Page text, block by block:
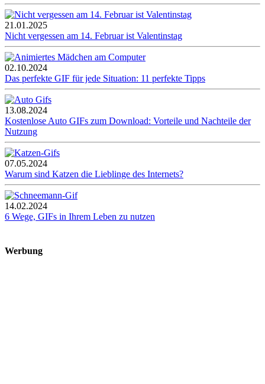
21.01.2025
Nicht vergessen am 14. Februar ist Valentinstag
02.10.2024
Das perfekte GIF für jede Situation: 11 perfekte Tipps
13.08.2024
Kostenlose Auto GIFs zum Download: Vorteile und Nachteile der
Nutzung
07.05.2024
Warum sind Katzen die Lieblinge des Internets?
14.02.2024
6 Wege, GIFs in Ihrem Leben zu nutzen
Werbung